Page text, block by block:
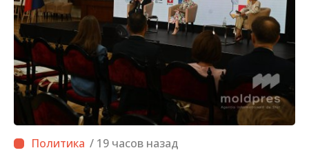
/ 19 часов назад